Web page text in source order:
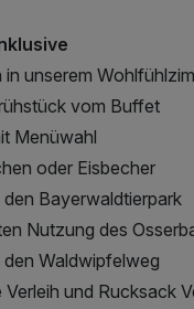
unserem
vom Buffet
Menüwahl
oder Eisbecher
den Bayerwaldtierpark
Nutzung des
den Waldwipfelweg
und Rucksack